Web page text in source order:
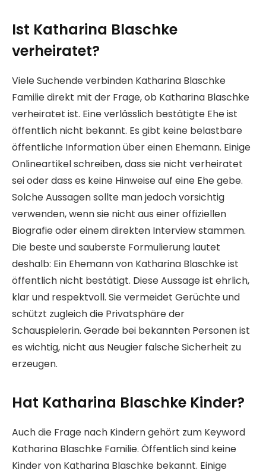
Ist Katharina Blaschke
verheiratet?
Viele Suchende verbinden Katharina Blaschke
Familie direkt mit der Frage, ob Katharina Blaschke
verheiratet ist. Eine verlässlich bestätigte Ehe ist
öffentlich nicht bekannt. Es gibt keine belastbare
öffentliche Information über einen Ehemann. Einige
Onlineartikel schreiben, dass sie nicht verheiratet
sei oder dass es keine Hinweise auf eine Ehe gebe.
Solche Aussagen sollte man jedoch vorsichtig
verwenden, wenn sie nicht aus einer offiziellen
Biografie oder einem direkten Interview stammen.
Die beste und sauberste Formulierung lautet
deshalb: Ein Ehemann von Katharina Blaschke ist
öffentlich nicht bestätigt. Diese Aussage ist ehrlich,
klar und respektvoll. Sie vermeidet Gerüchte und
schützt zugleich die Privatsphäre der
Schauspielerin. Gerade bei bekannten Personen ist
es wichtig, nicht aus Neugier falsche Sicherheit zu
erzeugen.
Hat Katharina Blaschke Kinder?
Auch die Frage nach Kindern gehört zum Keyword
Katharina Blaschke Familie. Öffentlich sind keine
Kinder von Katharina Blaschke bekannt. Einige